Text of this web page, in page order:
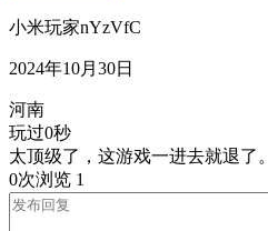
小米玩家nYzVfC
2024年10月30日
河南
玩过0秒
太顶级了，这游戏一进去就退了。
0次浏览 1